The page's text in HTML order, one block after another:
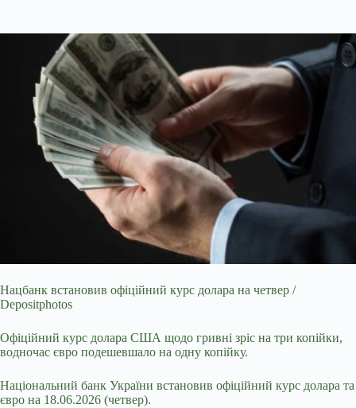
Нацбанк встановив офіційний курс долара на четвер /
Depositphotos
Офіційний курс долара США щодо гривні зріс на три копійки,
водночас євро подешевшало на одну копійку.
Національний банк України встановив офіційний курс долара та
євро на 18.06.2026 (четвер).